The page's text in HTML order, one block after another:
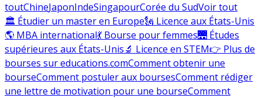
toutChineJaponIndeSingapourCorée du SudVoir tout
🏛 Étudier un master en Europe🗽 Licence aux États-Unis
🌎 MBA international💃 Bourse pour femmes🌉 Études
supérieures aux États-Unis🔬 Licence en STEM👉 Plus de
bourses sur educations.comComment obtenir une
bourseComment postuler aux boursesComment rédiger
une lettre de motivation pour une bourseComment